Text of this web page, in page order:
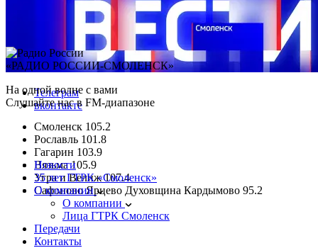
Телеграм
вконтакте
«РАДИО РОССИИ-СМОЛЕНСК»
На одной волне с вами
Слушайте нас в FM-диапазоне
Смоленск 105.2
Рославль 101.8
Гагарин 103.9
Вязьма 105.9
Угра и Велиж 107.4
Сафоново Ярцево Духовщина Кардымово 95.2
Новости
35 лет ГТРК «Смоленск»
О компании
О компании
Лица ГТРК Смоленск
Передачи
Контакты